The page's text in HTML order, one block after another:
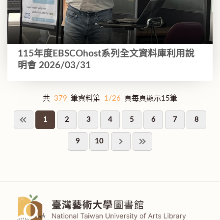
115年度EBSCOhost系列全文資料庫利用說
明會 2026/03/31
共 379 筆資料第 1/26 頁每頁顯示15筆
1 2 3 4 5 6 7 8
9 10